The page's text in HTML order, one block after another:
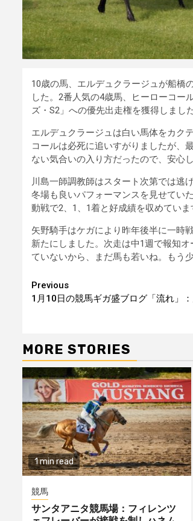
10歳の馬、エルデュクラージュが船橋
した。2番人気の4歳馬、ヒーローコー
ズ・S2」への優先出走権を獲得しまし
エルデュクラージュは白い馬体をカク
コールは必死に追いすがりましたが、
ない気合いの入り方だったので、安心
川島一師調教師はスタート次第では逃
冬場も良いパフォーマンスを見せてい
動戦で2、1、1着と好成績を収めていま
矢野騎手はケガにより昨年後半に一時
新たにしました。次走は中1週で報知
ていないから、まだ馬も若いね。もう
Continue
Reading
Previous
1月10日の競馬ギガ盛ブログ「流れ」
MORE STORIES
1 min read
競馬
サンタアニタ競馬場：フィレンツ